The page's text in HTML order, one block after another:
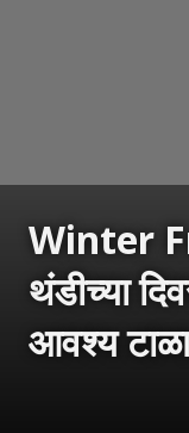
Winter
थंडीच्या
आवश्य टाळा